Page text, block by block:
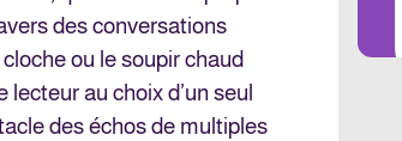
des conversations
ou le soupir chaud
au choix d’un seul
des échos de multiples